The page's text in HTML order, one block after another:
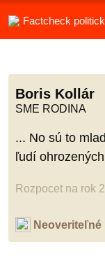
Factcheck
Boris Kollár
SME RODINA
... No sú to
ľudí
Rozpocet na rok
Neoveriteľné